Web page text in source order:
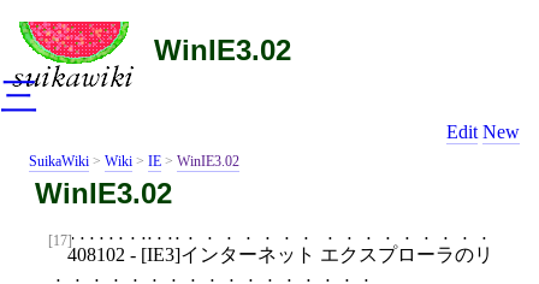
WinIE3.02
Edit New
SuikaWiki > Wiki > IE > WinIE3.02
WinIE3.02
[17]
408102 - [IE3]インターネット エクスプローラのリ
三